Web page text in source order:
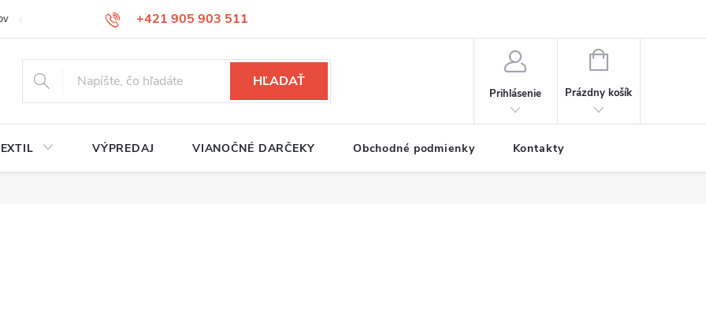
+421 905 903 511
Reklamačný poriadok Služby Kontakty
HĽADAŤ
Prihlásenie
NÁKUPNÝ
Prázdny košík
VÝPREDAJ VIANOČNÉ DARČEKY Obchodné podmienky Kontakty